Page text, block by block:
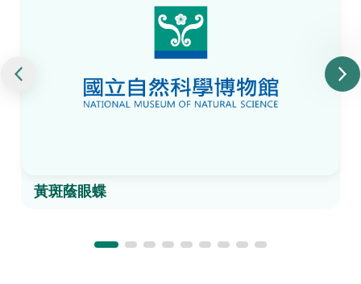
黃斑蔭眼蝶